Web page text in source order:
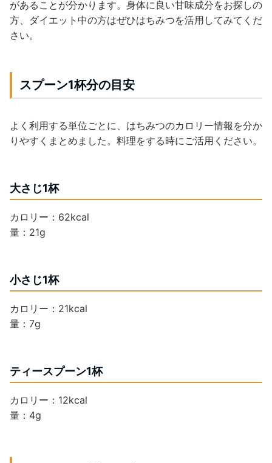
があることが分かります。身体に良い甘味成分をお探しの
方、ダイエット中の方はぜひはちみつを活用してみてくだ
さい。
スプーン1杯分の目安
よく利用する単位ごとに、はちみつのカロリー情報を分か
りやすくまとめました。料理をする時にご活用ください。
大さじ1杯
カロリー：62kcal
量：21g
小さじ1杯
カロリー：21kcal
量：7g
ティースプーン1杯
カロリー：12kcal
量：4g